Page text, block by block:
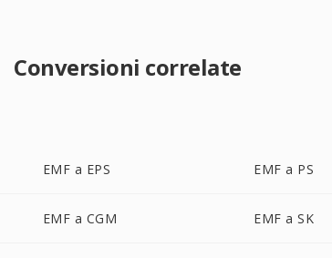
Conversioni correlate
EMF a EPS EMF a PS
EMF a CGM EMF a SK